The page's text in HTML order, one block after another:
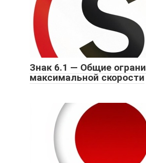
Знак 6.1 — Общие
максимальной скорости